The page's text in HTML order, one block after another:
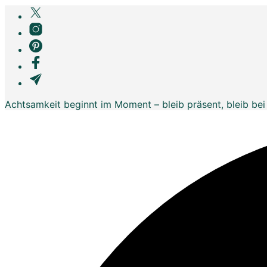
Achtsamkeit beginnt im Moment – bleib präsent, bleib